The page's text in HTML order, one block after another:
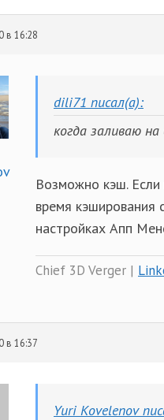
в 16:28
dili71 писал(а):
когда заливаю
Возможно кэш. Если
время кэширования
настройках Апп
Chief 3D Verger |
в 16:37
Yuri Kovelenov